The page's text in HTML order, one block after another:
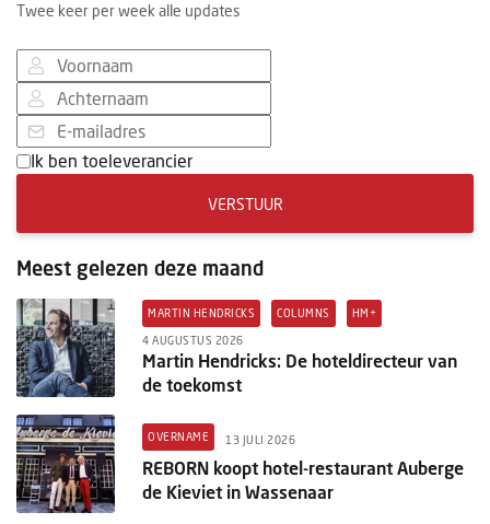
Twee keer per week alle updates
Ik ben toeleverancier
VERSTUUR
Meest gelezen deze maand
MARTIN HENDRICKS COLUMNS HM+
4 AUGUSTUS 2026
Martin Hendricks: De hoteldirecteur van
de toekomst
OVERNAME 13 JULI 2026
REBORN koopt hotel-restaurant Auberge
de Kieviet in Wassenaar